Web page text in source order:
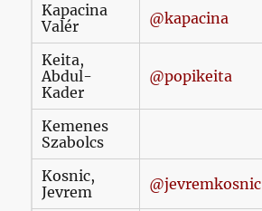
Kapacina
Valér
@kapacina
Keita,
Abdul-
Kader
@popikeita
Kemenes
Szabolcs
Kosnic,
Jevrem
@jevremkosnic